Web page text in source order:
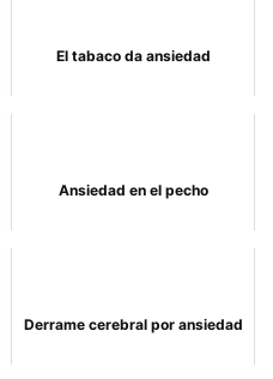
El tabaco da ansiedad
Ansiedad en el pecho
Derrame cerebral por ansiedad